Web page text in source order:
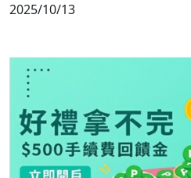
2025/10/13